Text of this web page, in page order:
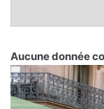
Aucune donnée